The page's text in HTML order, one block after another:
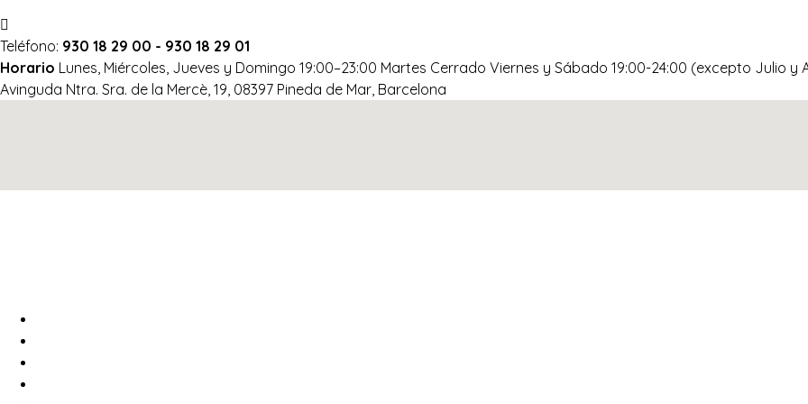
Teléfono: 930 18 29 00 - 930 18 29 01
Horario Lunes, Miércoles, Jueves y Domingo 19:00–23:00 Martes Cerrado Viernes y Sábado 19:00-24:00 (excepto Julio y
Avinguda Ntra. Sra. de la Mercè, 19, 08397 Pineda de Mar, Barcelona